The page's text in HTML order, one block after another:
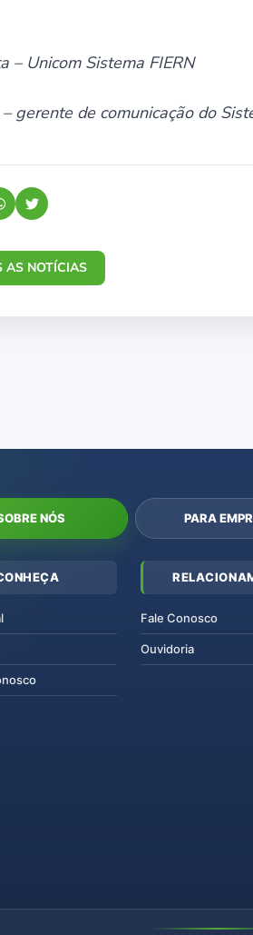
– Unicom Sistema FIERN
gerente de comunicação do
AS NOTÍCIAS
NÓS PARA
Fale Conosco
Ouvidoria